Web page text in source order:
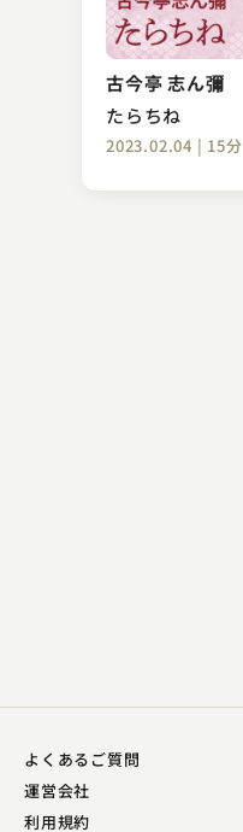
古今亭 志ん彌
たらちね
2023.02.04 | 15分
柳亭 左龍
初天神
2023.04.01 | 15分
よくあるご質問
運営会社
利用規約